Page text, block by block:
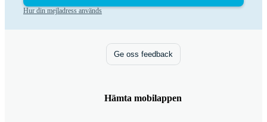
Hur din mejladress används
Ge oss feedback
Hämta mobilappen